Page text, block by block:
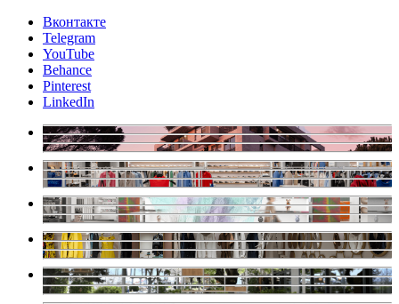
Вконтакте
Telegram
YouTube
Behance
Pinterest
LinkedIn